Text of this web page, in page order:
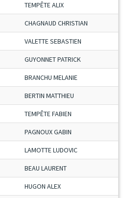
TEMPÊTE ALIX
CHAGNAUD CHRISTIAN
VALETTE SEBASTIEN
GUYONNET PATRICK
BRANCHU MELANIE
BERTIN MATTHIEU
TEMPÊTE FABIEN
PAGNOUX GABIN
LAMOTTE LUDOVIC
BEAU LAURENT
HUGON ALEX